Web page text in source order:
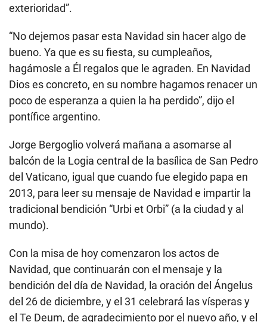
exterioridad”.
“No dejemos pasar esta Navidad sin hacer algo de
bueno. Ya que es su fiesta, su cumpleaños,
hagámosle a Él regalos que le agraden. En Navidad
Dios es concreto, en su nombre hagamos renacer un
poco de esperanza a quien la ha perdido”, dijo el
pontífice argentino.
Jorge Bergoglio volverá mañana a asomarse al
balcón de la Logia central de la basílica de San Pedro
del Vaticano, igual que cuando fue elegido papa en
2013, para leer su mensaje de Navidad e impartir la
tradicional bendición “Urbi et Orbi” (a la ciudad y al
mundo).
Con la misa de hoy comenzaron los actos de
Navidad, que continuarán con el mensaje y la
bendición del día de Navidad, la oración del Ángelus
del 26 de diciembre, y el 31 celebrará las vísperas y
el Te Deum, de agradecimiento por el nuevo año, y el